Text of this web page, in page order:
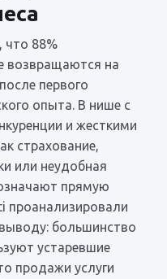
что 88%
возвращаются на
первого
опыта. В нише с
и жесткими
страхование,
или неудобная
прямую
проанализировали
большинство
устаревшие
продажи услуги